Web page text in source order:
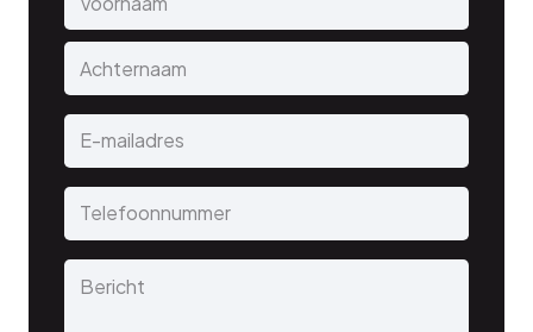
E-
mailadres *
Telefoonnummer
Bericht